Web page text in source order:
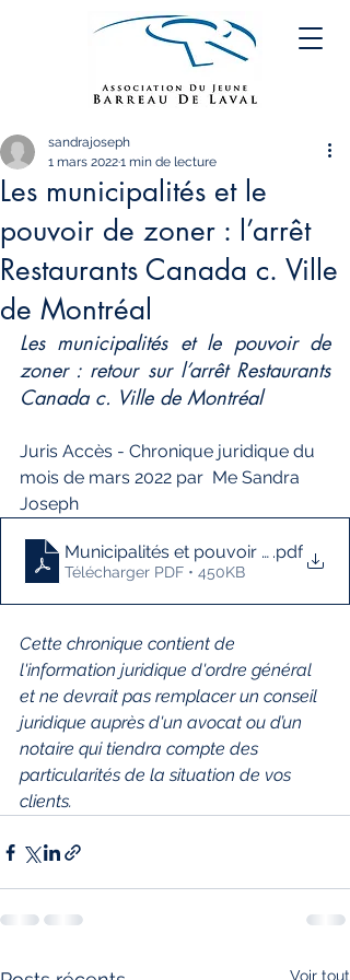
Les municipalités et le
pouvoir de zoner : l’arrêt
Restaurants Canada c. Ville
de Montréal
sandrajoseph
1 mars 20221 min de lecture
Les municipalités et le pouvoir de
zoner : retour sur l’arrêt Restaurants
Canada c. Ville de Montréal
Juris Accès - Chronique juridique du
mois de mars 2022 par  Me Sandra
Joseph
Municipalités et pouvoir de zoner
.pdf
Télécharger PDF • 450KB
Cette chronique contient de
l'information juridique d'ordre général
et ne devrait pas remplacer un conseil
juridique auprès d'un avocat ou d’un
notaire qui tiendra compte des
particularités de la situation de vos
clients.
Voir tout